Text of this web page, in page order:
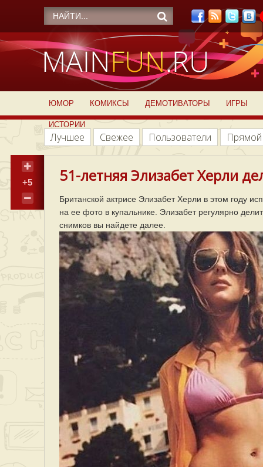
ЮМОР КОМИКСЫ ДЕМОТИВАТОРЫ ИГРЫ
ИСТОРИИ
Лучшее Свежее Пользователи
+5 51-летняя Элизабет Херли
Британской актрисе Элизабет Херли в этом году
на ее фото в купальнике. Элизабет регулярно
снимков вы найдете далее.